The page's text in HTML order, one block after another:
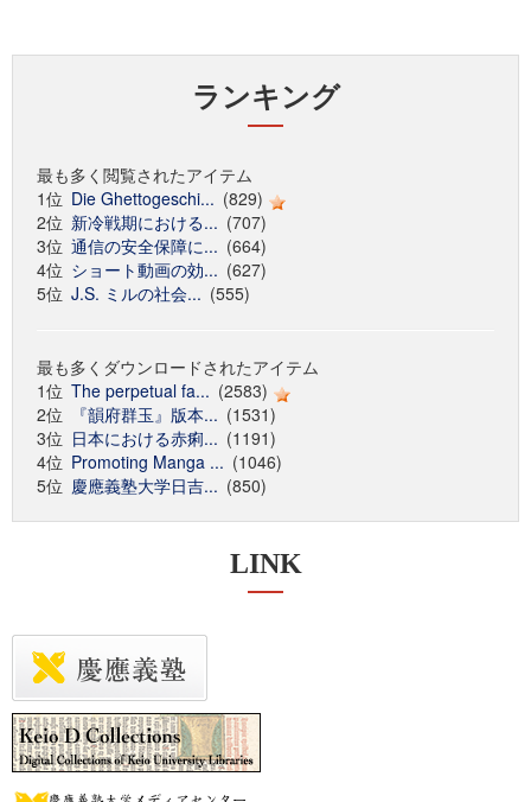
ランキング
最も多く閲覧されたアイテム
1位 Die Ghettogeschi... (829)
2位 新冷戦期における... (707)
3位 通信の安全保障に... (664)
4位 ショート動画の効... (627)
5位 J.S. ミルの社会... (555)
最も多くダウンロードされたアイテム
1位 The perpetual fa... (2583)
2位
『韻府群玉』版本... (1531)
3位 日本における赤痢... (1191)
4位 Promoting Manga ... (1046)
5位 慶應義塾大学日吉... (850)
LINK